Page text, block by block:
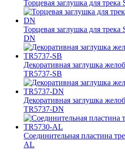
Торцевая заглушка для
Торцевая заглушка для
DN
Декоративная заглушка
TR5737-SB
Декоративная заглушка
TR5737-DN
Соединительная пластина
AL